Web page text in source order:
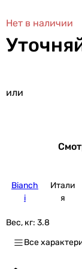
Нет в наличии
или
Bianch
i
Итали
я
Вес, кг: 3.8
Все